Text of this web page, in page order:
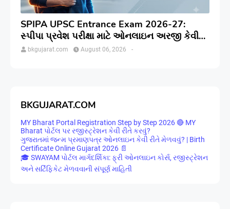
SPIPA UPSC Entrance Exam 2026-27:
સ્પીપા પ્રવેશ પરીક્ષા માટે ઓનલાઇન અરજી કેવી
રીતે કરવી? જાણો સંપૂર્ણ પ્રક્રિયા
bkgujarat.com -
August 06, 2026
BKGUJARAT.COM
MY Bharat Portal Registration Step by Step 2026 🔴 MY
Bharat પોર્ટલ પર રજીસ્ટ્રેશન કેવી રીતે કરવું?
ગુજરાતમાં જન્મ પ્રમાણપત્ર ઓનલાઇન કેવી રીતે મેળવવું? | Birth
Certificate Online Gujarat 2026 📄
🎓 SWAYAM પોર્ટલ માર્ગદર્શિકા: ફ્રી ઓનલાઇન કોર્સ, રજીસ્ટ્રેશન
અને સર્ટિફિકેટ મેળવવાની સંપૂર્ણ માહિતી